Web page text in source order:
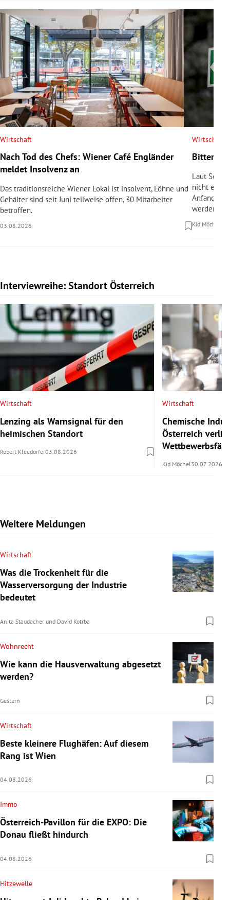
Wirtschaft
Nach Tod des Chefs: Wiener Café Engländer
meldet Insolvenz an
Das traditionsreiche Wiener Lokal ist insolvent, Löhne und
Gehälter sind seit Juni teilweise offen, 30 Mitarbeiter
betroffen.
03.08.2026
Wirtschaft
Bittere
Laut
nicht
werden.
Kid Möchel
Interviewreihe: Standort Österreich
Slide 1 von 20
Wirtschaft
Lenzing als Warnsignal für den
heimischen Standort
Robert Kleedorfer03.08.2026
Wirtschaft
Chemische
Österreich
Kid Möchel30.07.2026
Weitere Meldungen
Wirtschaft
Was die Trockenheit für die
Wasserversorgung der Industrie
bedeutet
Anita Staudacher und David Kotrba
Wohnrecht
Wie kann die Hausverwaltung abgesetzt
werden?
Gestern
Wirtschaft
Beste kleinere Flughäfen: Auf diesem
Rang ist Wien
04.08.2026
Immo
Österreich-Pavillon für die EXPO: Die
Donau fließt hindurch
04.08.2026
Hitzewelle